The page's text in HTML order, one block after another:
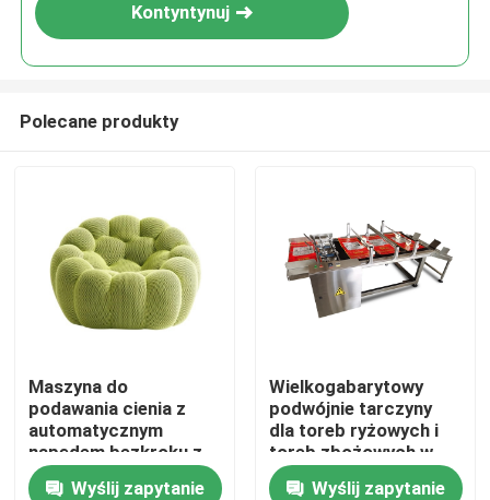
Do domu
Kontyntynuj
Polecane produkty
Maszyna do
podawania cienia z
automatycznym
napędem bezkroku z
uchwytem CIJ
Wyślij zapytanie
Wielkogabarytowy
podwójnie tarczyny
dla toreb ryżowych i
toreb zbożowych w
dużych rozmiarach
Wyślij zapytanie